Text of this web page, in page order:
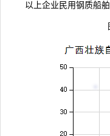
以上企业民用钢质船